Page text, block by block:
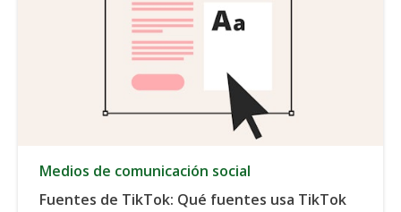
Medios de comunicación social
Fuentes de TikTok: Qué fuentes usa TikTok